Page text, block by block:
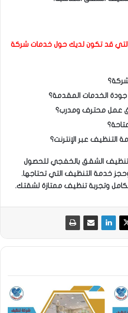
التي قد تكون لديك حول خدمات شركة
الخدمات المقدمة؟
عمل محترف ومدرب؟
عبر الإنترنت؟
تنظيف الشقق بالخفجي للحصول
خدمة التنظيف التي تحتاجها.
وتجربة تنظيف ممتازة لشقتك.